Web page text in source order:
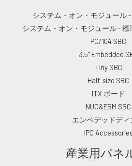
システム・オン・モジュール -
システム・オン・モジュール -
PC/104 SBC
3.5" Embedded
Tiny SBC
Half-size SBC
ITX ボード
NUC&EBM SBC
エンベデッドディ
IPC Accessories
産業用パネ